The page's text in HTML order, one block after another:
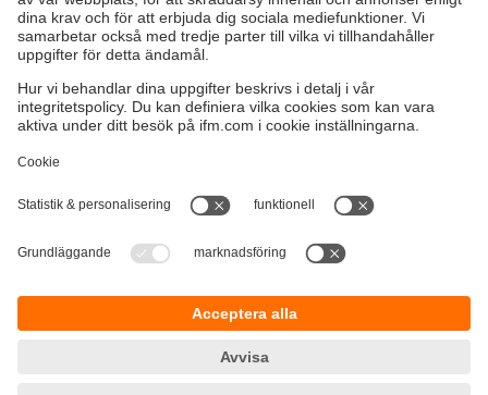
Hållbarhet
Regler och villkor
Garantipolicy
Platser (EN)
Tillgänglighet
Nedladdningar
ifm electronic ab
412 50 Göteborg
Tel.växel 031-750 23 00